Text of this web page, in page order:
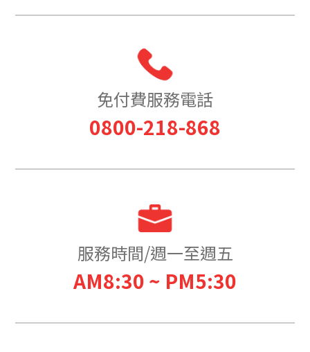
免付費服務電話
0800-218-868
服務時間/週一至週五
AM8:30 ~ PM5:30